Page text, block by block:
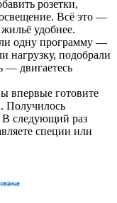
розетки,
Всё это —
удобнее.
одну программу —
нагрузку, подобрали
— двигаетесь
впервые готовите
Получилось
В следующий раз
специи или